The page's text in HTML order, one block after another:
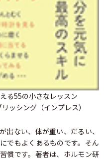
る55の小さなレッスン
ッシング（インプレス）
ない、体が重い、だるい、
でもよくあるものです。そん
慣です。著者は、ホルモン研